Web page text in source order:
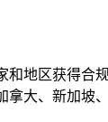
地区获得
大、新加